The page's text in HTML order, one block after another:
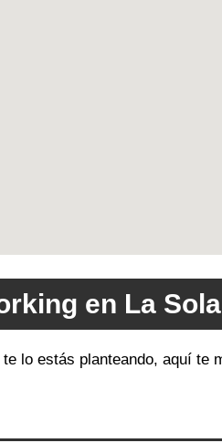
en La
lo estás planteando, aquí te